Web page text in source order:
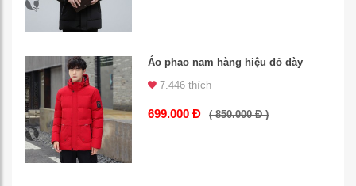
Áo phao nam hàng hiệu đỏ dày
7.446 thích
699.000 Đ ( 850.000 Đ )